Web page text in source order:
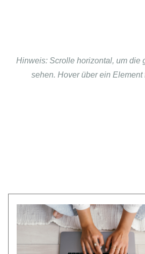
Hinweis: Scrolle horizontal, um die
sehen. Hover über ein Element